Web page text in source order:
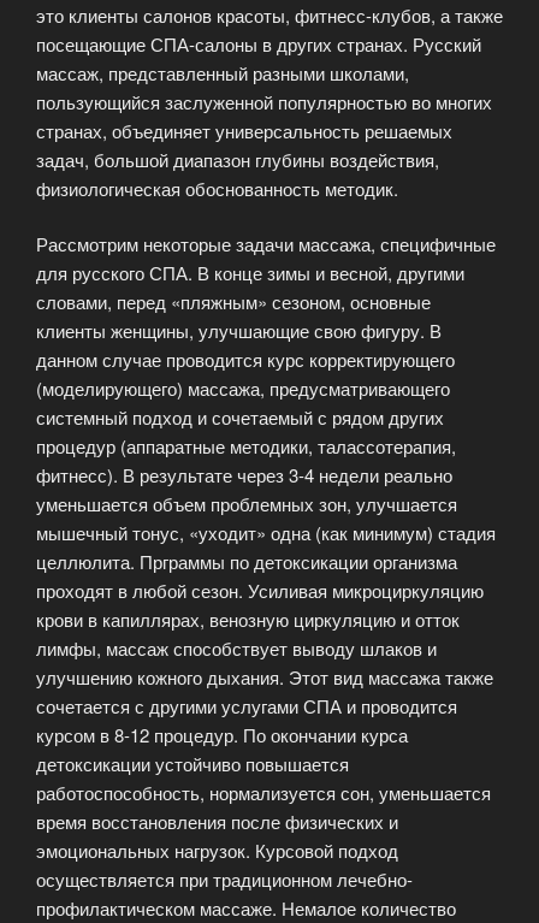
это клиенты салонов красоты, фитнесс-клубов, а также
посещающие СПА-салоны в других странах. Русский
массаж, представленный разными школами,
пользующийся заслуженной популярностью во многих
странах, объединяет универсальность решаемых
задач, большой диапазон глубины воздействия,
физиологическая обоснованность методик.
Рассмотрим некоторые задачи массажа, специфичные
для русского СПА. В конце зимы и весной, другими
словами, перед «пляжным» сезоном, основные
клиенты женщины, улучшающие свою фигуру. В
данном случае проводится курс корректирующего
(моделирующего) массажа, предусматривающего
системный подход и сочетаемый с рядом других
процедур (аппаратные методики, талассотерапия,
фитнесс). В результате через 3-4 недели реально
уменьшается объем проблемных зон, улучшается
мышечный тонус, «уходит» одна (как минимум) стадия
целлюлита. Прграммы по детоксикации организма
проходят в любой сезон. Усиливая микроциркуляцию
крови в капиллярах, венозную циркуляцию и отток
лимфы, массаж способствует выводу шлаков и
улучшению кожного дыхания. Этот вид массажа также
сочетается с другими услугами СПА и проводится
курсом в 8-12 процедур. По окончании курса
детоксикации устойчиво повышается
работоспособность, нормализуется сон, уменьшается
время восстановления после физических и
эмоциональных нагрузок. Курсовой подход
осуществляется при традиционном лечебно-
профилактическом массаже. Немалое количество